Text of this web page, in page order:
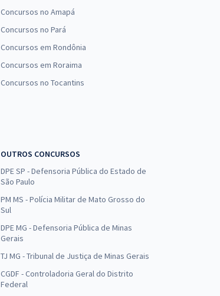
Concursos no Amapá
Concursos no Pará
Concursos em Rondônia
Concursos em Roraima
Concursos no Tocantins
OUTROS CONCURSOS
DPE SP - Defensoria Pública do Estado de
São Paulo
PM MS - Polícia Militar de Mato Grosso do
Sul
DPE MG - Defensoria Pública de Minas
Gerais
TJ MG - Tribunal de Justiça de Minas Gerais
CGDF - Controladoria Geral do Distrito
Federal